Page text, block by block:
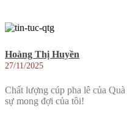
Hoàng Thị Huyền
27/11/2025
Chất lượng cúp pha lê của
sự mong đợi của tôi!